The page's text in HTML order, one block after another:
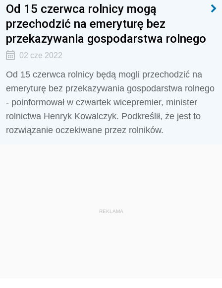
Od 15 czerwca rolnicy mogą
przechodzić na emeryturę bez
przekazywania gospodarstwa rolnego
02 cze 2022
Od 15 czerwca rolnicy będą mogli przechodzić na
emeryturę bez przekazywania gospodarstwa rolnego
- poinformował w czwartek wicepremier, minister
rolnictwa Henryk Kowalczyk. Podkreślił, że jest to
rozwiązanie oczekiwane przez rolników.
REKLAMA